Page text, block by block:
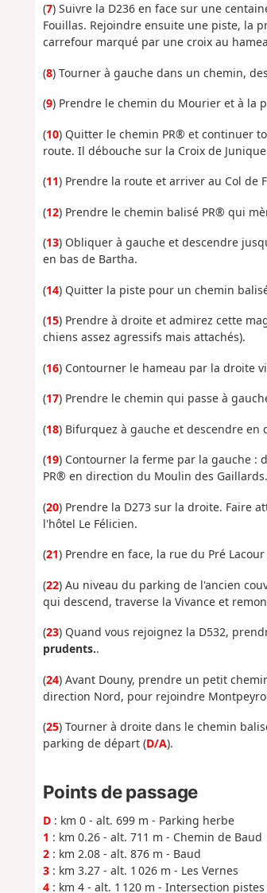
(7) Suivre la D236 en face sur une
Fouillas. Rejoindre ensuite une piste, la
carrefour marqué par une croix au
(8) Tourner à gauche dans un chemin,
(9) Prendre le chemin du Mourier et à la
(10) Quitter le chemin PR® et continuer
route. Il débouche sur la Croix de
(11) Prendre la route et arriver au Col de
(12) Prendre le chemin balisé PR® qui
(13) Obliquer à gauche et descendre
en bas de Bartha.
(14) Quitter la piste pour un chemin
(15) Prendre à droite et admirez cette
chiens assez agressifs mais attachés).
(16) Contourner le hameau par la droite
(17) Prendre le chemin qui passe à
(18) Bifurquez à gauche et descendre en
(19) Contourner la ferme par la gauche :
PR® en direction du Moulin des
(20) Prendre la D273 sur la droite. Faire
l'hôtel Le Félicien.
(21) Prendre en face, la rue du Pré
(22) Au niveau du parking de l'ancien
qui descend, traverse la Vivance et
(23) Quand vous rejoignez la D532,
prudents..
(24) Avant Douny, prendre un petit
direction Nord, pour rejoindre
(25) Tourner à droite dans le chemin
parking de départ (D/A).
Points de passage
D: km 0 - alt. 699 m - Parking herbe
1 : km 0.26 - alt. 711 m - Chemin de Baud
2: km 2.08 - alt. 876 m - Baud
3: km 3.27 - alt. 1 026 m - Les Vernes
4: km 4 - alt. 1 120 m - Intersection pistes